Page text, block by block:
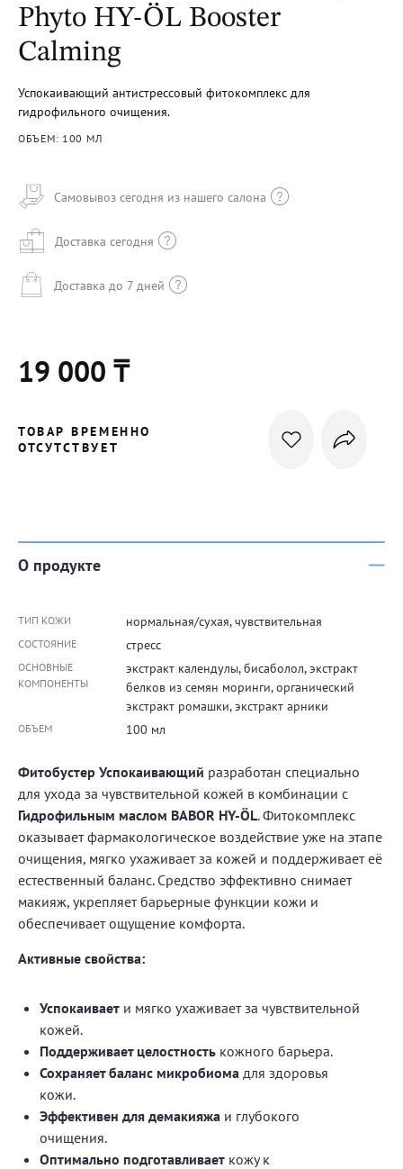
Phyto HY-ÖL Booster
Calming
Успокаивающий антистрессовый фитокомплекс для
гидрофильного очищения.
ОБЪЕМ: 100 МЛ
Самовывоз сегодня из нашего салона
Доставка сегодня
Доставка до 7 дней
19 000 ₸
ТОВАР ВРЕМЕННО
ОТСУТСТВУЕТ
О продукте
ТИП КОЖИ нормальная/сухая, чувствительная
СОСТОЯНИЕ стресс
ОСНОВНЫЕ
КОМПОНЕНТЫ
экстракт календулы, бисаболол, экстракт
белков из семян моринги, органический
экстракт ромашки, экстракт арники
ОБЪЕМ 100 мл
Фитобустер Успокаивающий разработан специально
для ухода за чувствительной кожей в комбинации с
Гидрофильным маслом BABOR HY-ÖL. Фитокомплекс
оказывает фармакологическое воздействие уже на этапе
очищения, мягко ухаживает за кожей и поддерживает её
естественный баланс. Средство эффективно снимает
макияж, укрепляет барьерные функции кожи и
обеспечивает ощущение комфорта.
Активные свойства:
Успокаивает и мягко ухаживает за чувствительной
кожей.
Поддерживает целостность кожного барьера.
Сохраняет баланс микробиома для здоровья
кожи.
Эффективен для демакияжа и глубокого
очищения.
Оптимально подготавливает кожу к